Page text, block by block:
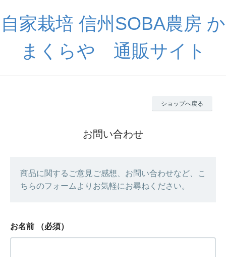
自家栽培 信州SOBA農房 か
まくらや 通販サイト
ショップへ戻る
お問い合わせ
商品に関するご意見ご感想、お問い合わせなど、こ
ちらのフォームよりお気軽にお尋ねください。
お名前 （必須）